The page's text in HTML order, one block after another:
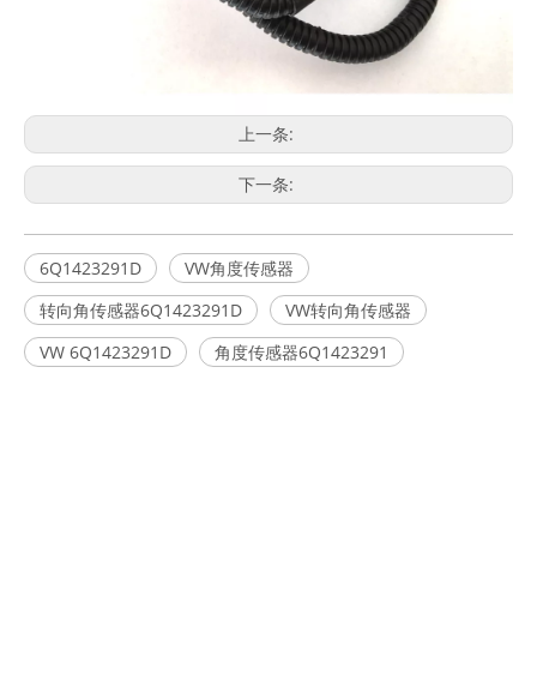
上一条:
下一条:
6Q1423291D
VW角度传感器
转向角传感器6Q1423291D
VW转向角传感器
VW 6Q1423291D
角度传感器6Q1423291